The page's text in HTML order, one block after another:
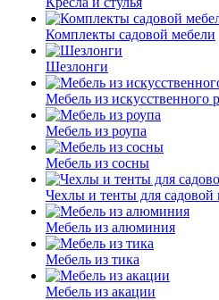
Комплекты садовой мебели
Шезлонги
Мебель из искусственного
Мебель из роупа
Мебель из сосны
Чехлы и тенты для садовой
Мебель из алюминия
Мебель из тика
Мебель из акации